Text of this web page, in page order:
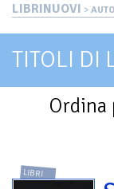
LIBRINUOVI >
TITOLI DI
Ordina
LIBRI